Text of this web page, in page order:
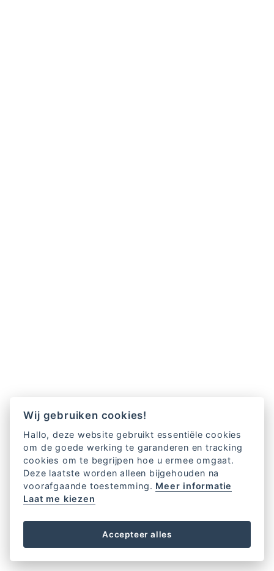
Wij gebruiken cookies!
Hallo, deze website gebruikt essentiële cookies
om de goede werking te garanderen en tracking
cookies om te begrijpen hoe u ermee omgaat.
Deze laatste worden alleen bijgehouden na
voorafgaande toestemming. Meer informatie
Laat me kiezen
Accepteer alles